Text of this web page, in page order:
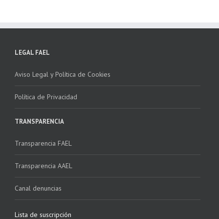
LEGAL FAEL
Aviso Legal y Política de Cookies
Política de Privacidad
TRANSPARENCIA
Transparencia FAEL
Transparencia AAEL
Canal denuncias
Lista de suscripción